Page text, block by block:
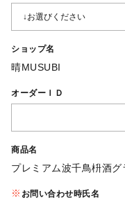
ショップ名
晴MUSUBI
オーダーＩＤ
商品名
プレミアム波千鳥枡酒グ
お問い合わせ時氏名